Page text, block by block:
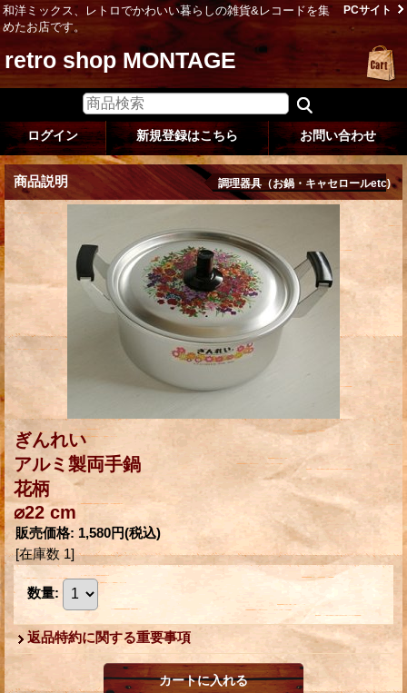
和洋ミックス、レトロでかわいい暮らしの雑貨&レコードを集
めたお店です。
PCサイト
retro shop MONTAGE
ログイン 新規登録はこちら お問い合わせ
商品説明 調理器具（お鍋・キャセロールetc)
ぎんれい
アルミ製両手鍋
花柄
⌀22 cm
販売価格: 1,580円(税込)
[在庫数 1]
数量:
返品特約に関する重要事項